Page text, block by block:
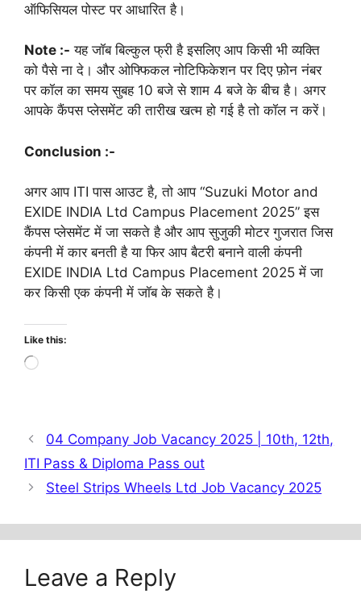
ऑफिसियल पोस्ट पर आधारित है।
Note :- यह जॉब बिल्कुल फ्री है इसलिए आप किसी भी व्यक्ति
को पैसे ना दे। और ओफ्फिकल नोटिफिकेशन पर दिए फ़ोन नंबर
पर कॉल का समय सुबह 10 बजे से शाम 4 बजे के बीच है। अगर
आपके कैंपस प्लेसमेंट की तारीख खत्म हो गई है तो कॉल न करें।
Conclusion :-
अगर आप ITI पास आउट है, तो आप “Suzuki Motor and
EXIDE INDIA Ltd Campus Placement 2025” इस
कैंपस प्लेसमेंट में जा सकते है और आप सुजुकी मोटर गुजरात जिस
कंपनी में कार बनती है या फिर आप बैटरी बनाने वाली कंपनी
EXIDE INDIA Ltd Campus Placement 2025 में जा
कर किसी एक कंपनी में जॉब के सकते है।
Like this:
Loading…
04 Company Job Vacancy 2025 | 10th, 12th,
ITI Pass & Diploma Pass out
Steel Strips Wheels Ltd Job Vacancy 2025
Leave a Reply